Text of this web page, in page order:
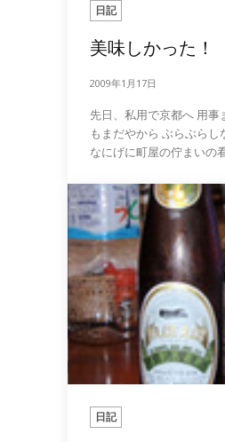
日記
美味しかった！
2009年1月17日
先日、私用で京都へ 用事まで４０分有るし、お昼ご飯
もまだやから ぶらぶら
なにげに町屋の佇まいの
日記